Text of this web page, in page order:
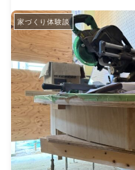
家づくり体験談